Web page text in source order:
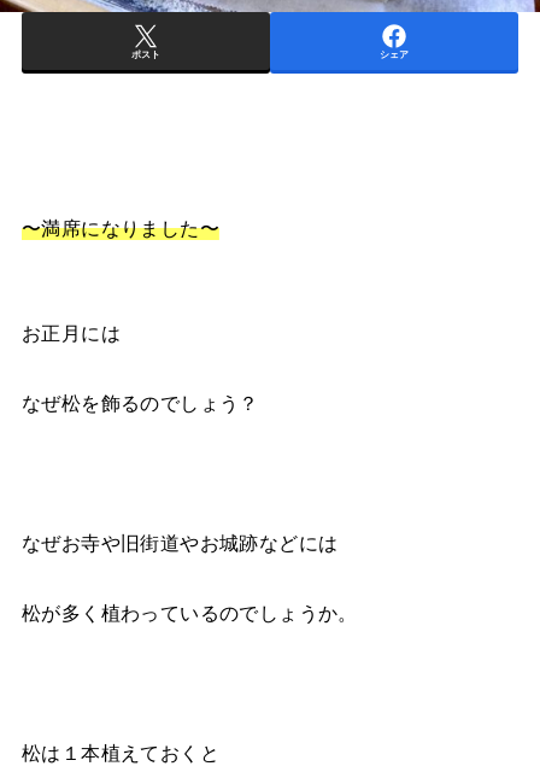
ポスト シェア
〜満席になりました〜
お正月には
なぜ松を飾るのでしょう？
なぜお寺や旧街道やお城跡などには
松が多く植わっているのでしょうか。
松は１本植えておくと